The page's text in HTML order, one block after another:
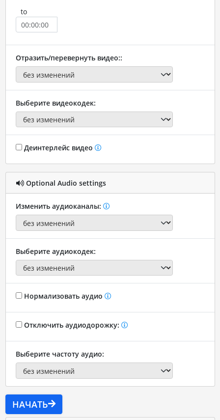
to
Отразить/перевернуть видео::
Выберите видеокодек:
Деинтерлейс видео
Optional Audio settings
Изменить аудиоканалы:
Выберите аудиокодек:
Нормализовать аудио
Отключить аудиодорожку:
Выберите частоту аудио:
НАЧАТЬ